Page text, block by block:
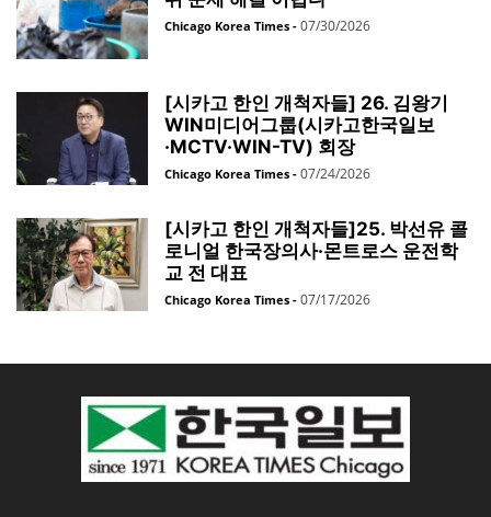
Chicago Korea Times - 07/30/2026
[시카고 한인 개척자들] 26. 김왕기
WIN미디어그룹(시카고한국일보
·MCTV·WIN-TV) 회장
Chicago Korea Times - 07/24/2026
[시카고 한인 개척자들]25. 박선유 콜
로니얼 한국장의사·몬트로스 운전학
교 전 대표
Chicago Korea Times - 07/17/2026